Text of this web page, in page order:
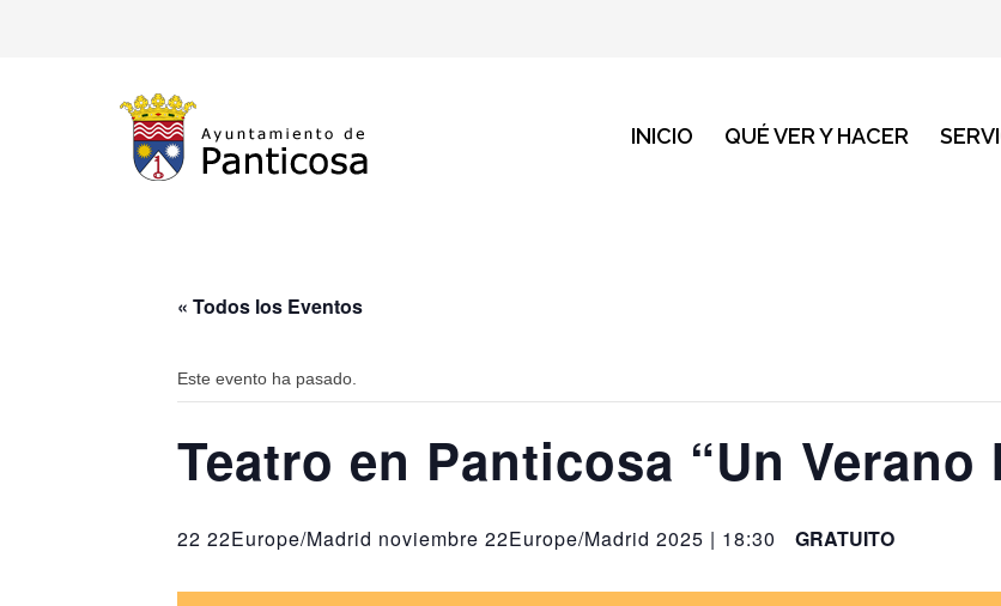
INICIO QUÉ VER Y HACER
« Todos los Eventos
Este evento ha pasado.
Teatro en Panticosa “Un Verano
22 22Europe/Madrid noviembre 22Europe/Madrid 2025 | 18:30 GRATUITO